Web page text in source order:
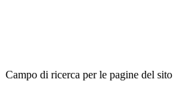
Campo di ricerca per le pagine del sito